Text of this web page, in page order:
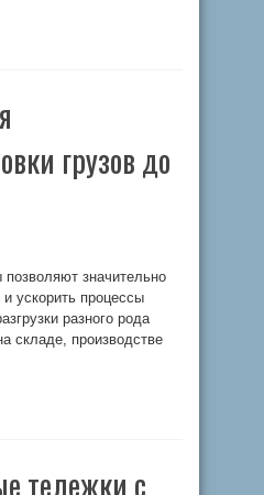
грузов до
значительно
и ускорить процессы
разного рода
складе, производстве
тележки с